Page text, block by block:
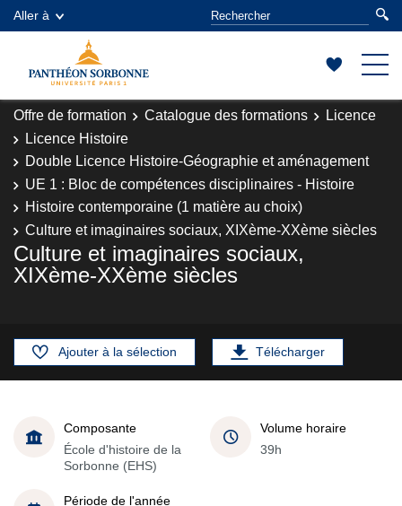
Aller à
Offre de formation Catalogue des formations
Licence
Licence Histoire
Double Licence Histoire-Géographie et aménagement
UE 1 : Bloc de compétences disciplinaires - Histoire
Histoire contemporaine (1 matière au choix)
Culture et imaginaires sociaux, XIXème-XXème siècles
Culture et imaginaires sociaux,
XIXème-XXème siècles
Ajouter à la sélection Télécharger
Composante
École d'histoire de la
Sorbonne (EHS)
Volume horaire
39h
Période de l'année